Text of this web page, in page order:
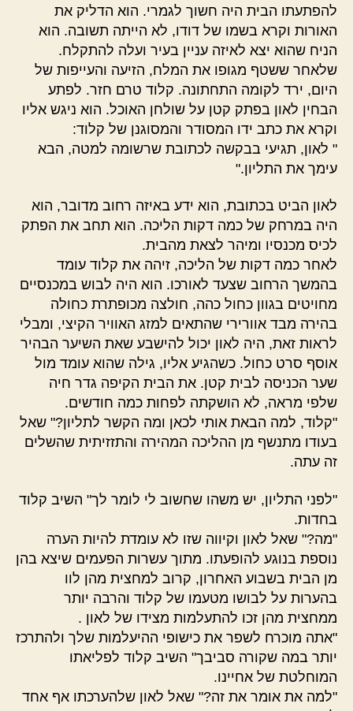
להפתעתו הבית היה חשוך לגמרי. הוא הדליק את
האורות וקרא בשמו של דודו, לא הייתה תשובה. הוא
הניח שהוא יצא לאיזה עניין בעיר ועלה להתקלח.
שלאחר ששטף מגופו את המלח, הזיעה והעייפות של
היום, ירד לקומה התחתונה. קלוד טרם חזר. לפתע
הבחין לאון בפתק קטן על שולחן האוכל. הוא ניגש אליו
וקרא את כתב ידו המסודר והמסוגנן של קלוד:
" לאון, תגיעי בבקשה לכתובת שרשומה למטה, הבא
עימך את התליון."
לאון הביט בכתובת, הוא ידע באיזה רחוב מדובר, הוא
היה במרחק של כמה דקות הליכה. הוא תחב את הפתק
לכיס מכנסיו ומיהר לצאת מהבית.
לאחר כמה דקות של הליכה, זיהה את קלוד עומד
בהמשך הרחוב שצעד לאורכו. הוא היה לבוש במכנסיים
מחויטים בגוון כחול כהה, חולצה מכופתרת כחולה
בהירה מבד אוורירי שהתאים למזג האוויר הקיצי, ומבלי
לראות זאת, היה לאון יכול להישבע שאת השיער הבהיר
אוסף סרט כחול. כשהגיע אליו, גילה שהוא עומד מול
שער הכניסה לבית קטן. את הבית הקיפה גדר חיה
שלפי מראה, לא הושקתה לפחות כמה חודשים.
"קלוד, למה הבאת אותי לכאן ומה הקשר לתליון?" שאל
בעודו מתנשף מן ההליכה המהירה והתזזיתית שהשלים
זה עתה.
"לפני התליון, יש משהו שחשוב לי לומר לך" השיב קלוד
בחדות.
"מה?" שאל לאון וקיווה שזו לא עומדת להיות הערה
נוספת בנוגע להופעתו. מתוך עשרות הפעמים שיצא בהן
מן הבית בשבוע האחרון, קרוב למחצית מהן לוו
בהערות על לבושו מטעמו של קלוד והרבה יותר
ממחצית מהן זכו להתעלמות מצידו של לאון .
"אתה מוכרח לשפר את כישופי ההיעלמות שלך ולהתרכז
יותר במה שקורה סביבך" השיב קלוד לפליאתו
המוחלטת של אחיינו.
"למה את אומר את זה?" שאל לאון שלהערכתו אף אחד